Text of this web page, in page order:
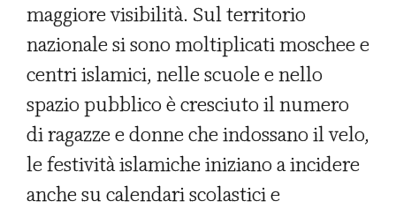
maggiore visibilità. Sul territorio
nazionale si sono moltiplicati moschee e
centri islamici, nelle scuole e nello
spazio pubblico è cresciuto il numero
di ragazze e donne che indossano il velo,
le festività islamiche iniziano a incidere
anche su calendari scolastici e